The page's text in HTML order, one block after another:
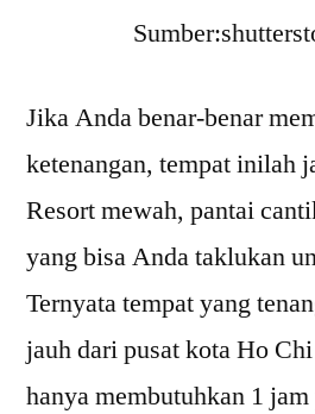
Jika Anda benar-benar
ketenangan, tempat inilah
Resort mewah, pantai
yang bisa Anda taklukan
Ternyata tempat yang
jauh dari pusat kota Ho
hanya membutuhkan 1